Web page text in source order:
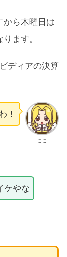
から木曜日は
ます。
ディアの決算
ここ
！
ケやな